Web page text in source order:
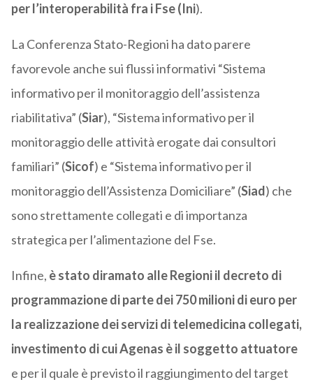
per l’interoperabilità fra i Fse (Ini).
La Conferenza Stato-Regioni ha dato parere
favorevole anche sui flussi informativi “Sistema
informativo per il monitoraggio dell’assistenza
riabilitativa” (Siar), “Sistema informativo per il
monitoraggio delle attività erogate dai consultori
familiari” (Sicof) e “Sistema informativo per il
monitoraggio dell’Assistenza Domiciliare” (Siad) che
sono strettamente collegati e di importanza
strategica per l’alimentazione del Fse.
Infine, è stato diramato alle Regioni il decreto di
programmazione di parte dei 750 milioni di euro per
la realizzazione dei servizi di telemedicina collegati,
investimento di cui Agenas è il soggetto attuatore
e per il quale è previsto il raggiungimento del target